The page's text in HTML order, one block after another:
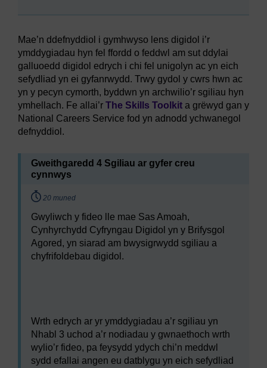
Mae’n ddefnyddiol i gymhwyso lens digidol i’r
ymddygiadau hyn fel ffordd o feddwl am sut ddylai
galluoedd digidol edrych i chi fel unigolyn ac yn eich
sefydliad yn ei gyfanrwydd. Trwy gydol y cwrs hwn ac
yn y pecyn cymorth, byddwn yn archwilio’r sgiliau hyn
ymhellach. Fe allai’r The Skills Toolkit a grëwyd gan y
National Careers Service fod yn adnodd ychwanegol
defnyddiol.
Gweithgaredd 4 Sgiliau ar gyfer creu
cynnwys
Timing:
20 muned
Gwyliwch y fideo lle mae Sas Amoah,
Cynhyrchydd Cyfryngau Digidol yn y Brifysgol
Agored, yn siarad am bwysigrwydd sgiliau a
chyfrifoldebau digidol.
Wrth edrych ar yr ymddygiadau a’r sgiliau yn
Nhabl 3 uchod a’r nodiadau y gwnaethoch wrth
wylio’r fideo, pa feysydd ydych chi’n meddwl
sydd efallai angen eu datblygu yn eich sefydliad